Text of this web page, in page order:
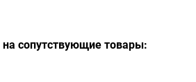
сопутствующие товары: